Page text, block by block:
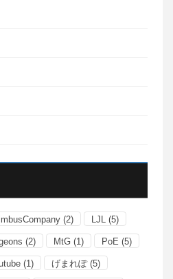
(2) LJL (5)
(2) MtG (1) PoE (5)
(1) げまれぽ(5)